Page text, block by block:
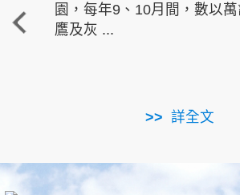
園，每年9、10月間，數以
鷹及灰 ...
詳全文